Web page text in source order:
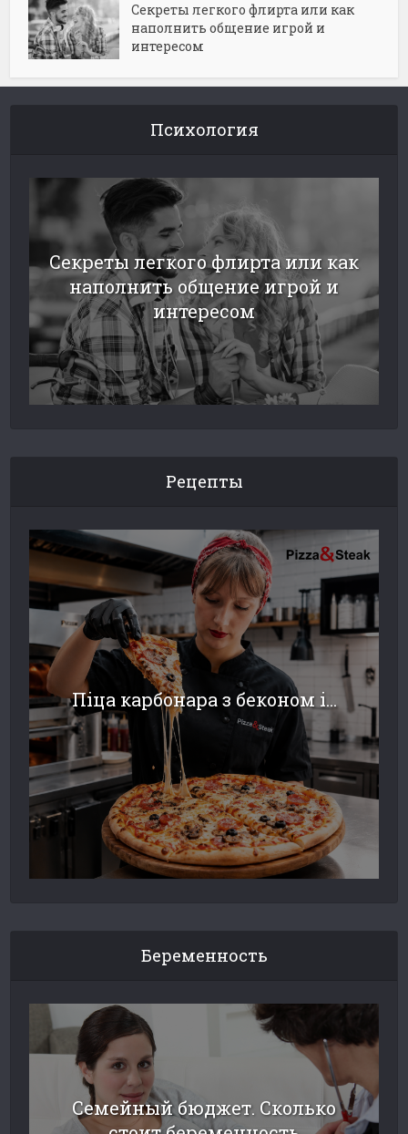
Секреты легкого флирта или как
наполнить общение игрой и
интересом
Психология
Секреты легкого флирта или как
наполнить общение игрой и
интересом
Рецепты
Піца карбонара з беконом і...
Беременность
Семейный бюджет. Сколько